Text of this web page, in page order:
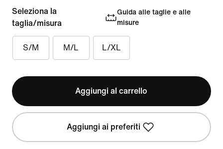
Seleziona la
taglia/misura
Guida alle taglie e alle
misure
S/M M/L L/XL
Aggiungi al carrello
Aggiungi ai preferiti